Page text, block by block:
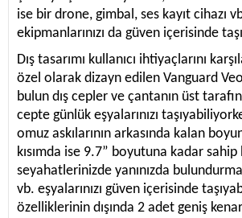
ise bir drone, gimbal, ses kayıt cihazı
ekipmanlarınızı da güven içerisinde
Dış tasarımı kullanıcı ihtiyaçlarını
özel olarak dizayn edilen Vanguard
bulun dış cepler ve çantanın üst
cepte günlük eşyalarınızı
omuz askılarının arkasında kalan
kısımda ise 9.7” boyutuna kadar
seyahatlerinizde yanınızda
vb. eşyalarınızı güven içerisinde
özelliklerinin dışında 2 adet geniş